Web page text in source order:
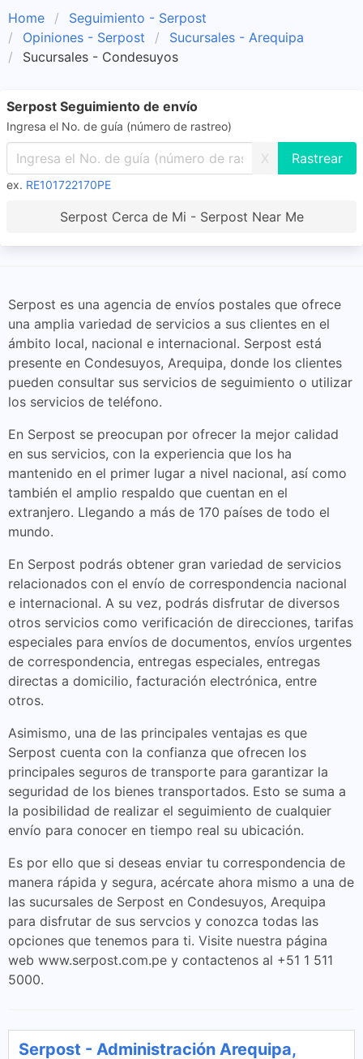
Home
Seguimiento - Serpost
Opiniones - Serpost
Sucursales - Arequipa
Sucursales - Condesuyos
Serpost Seguimiento de envío
Ingresa el No. de guía (número de rastreo)
X
ex. RE101722170PE
Serpost Cerca de Mi - Serpost Near Me
Serpost es una agencia de envíos postales que ofrece
una amplia variedad de servicios a sus clientes en el
ámbito local, nacional e internacional. Serpost está
presente en Condesuyos, Arequipa, donde los clientes
pueden consultar sus servicios de seguimiento o utilizar
los servicios de teléfono.
En Serpost se preocupan por ofrecer la mejor calidad
en sus servicios, con la experiencia que los ha
mantenido en el primer lugar a nivel nacional, así como
también el amplio respaldo que cuentan en el
extranjero. Llegando a más de 170 países de todo el
mundo.
En Serpost podrás obtener gran variedad de servicios
relacionados con el envío de correspondencia nacional
e internacional. A su vez, podrás disfrutar de diversos
otros servicios como verificación de direcciones, tarifas
especiales para envíos de documentos, envíos urgentes
de correspondencia, entregas especiales, entregas
directas a domicilio, facturación electrónica, entre
otros.
Asimismo, una de las principales ventajas es que
Serpost cuenta con la confianza que ofrecen los
principales seguros de transporte para garantizar la
seguridad de los bienes transportados. Esto se suma a
la posibilidad de realizar el seguimiento de cualquier
envío para conocer en tiempo real su ubicación.
Es por ello que si deseas enviar tu correspondencia de
manera rápida y segura, acércate ahora mismo a una de
las sucursales de Serpost en Condesuyos, Arequipa
para disfrutar de sus servcios y conozca todas las
opciones que tenemos para ti. Visite nuestra página
web www.serpost.com.pe y contactenos al +51 1 511
5000.
Serpost - Administración Arequipa,